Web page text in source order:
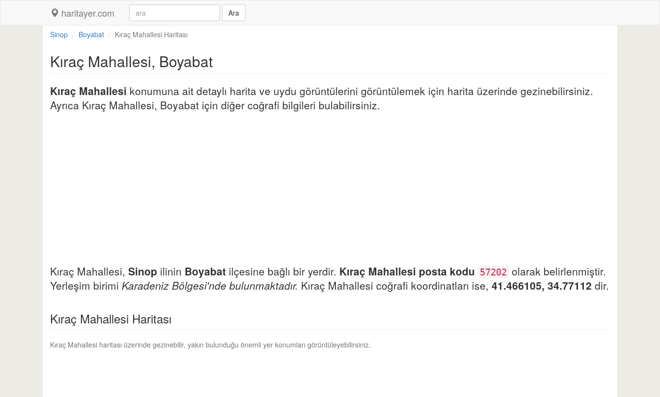
haritayer.com Ara
Sinop Boyabat Kıraç Mahallesi Haritası
Kıraç Mahallesi, Boyabat
Kıraç Mahallesi konumuna ait detaylı harita ve uydu görüntülerini görüntülemek için harita üzerinde gezinebilirsiniz.
Ayrıca Kıraç Mahallesi, Boyabat için diğer coğrafi bilgileri bulabilirsiniz.
Kıraç Mahallesi, Sinop ilinin Boyabat ilçesine bağlı bir yerdir. Kıraç Mahallesi posta kodu 57202 olarak belirlenmiştir.
Yerleşim birimi Karadeniz Bölgesi'nde bulunmaktadır. Kıraç Mahallesi coğrafi koordinatları ise, 41.466105, 34.77112 dir.
Kıraç Mahallesi Haritası
Kıraç Mahallesi haritası üzerinde gezinebilir, yakın bulunduğu önemli yer konumları görüntüleyebilirsiniz.